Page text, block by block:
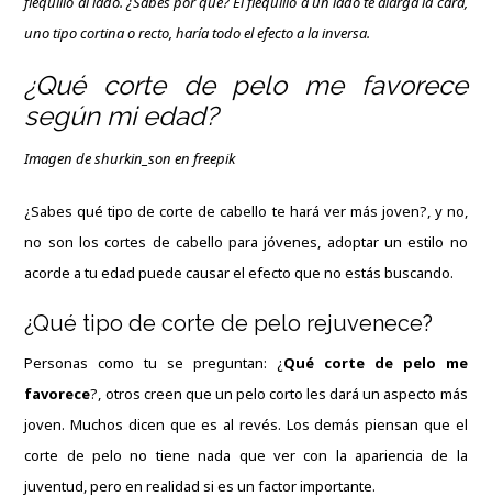
uno tipo cortina o recto, haría todo el efecto a la inversa.
¿Qué corte de pelo me favorece
según mi edad?
Imagen de shurkin_son en freepik
¿Sabes qué tipo de corte de cabello te hará ver más joven?, y no,
no son los cortes de cabello para jóvenes, adoptar un estilo no
acorde a tu edad puede causar el efecto que no estás buscando.
¿Qué tipo de corte de pelo rejuvenece?
Personas como tu se preguntan: ¿Qué corte de pelo me
favorece?, otros creen que un pelo corto les dará un aspecto más
joven. Muchos dicen que es al revés. Los demás piensan que el
corte de pelo no tiene nada que ver con la apariencia de la
juventud, pero en realidad si es un factor importante.